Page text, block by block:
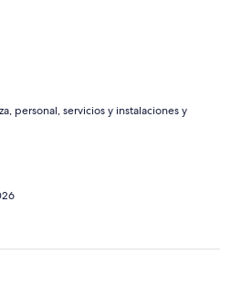
personal, servicios y instalaciones y